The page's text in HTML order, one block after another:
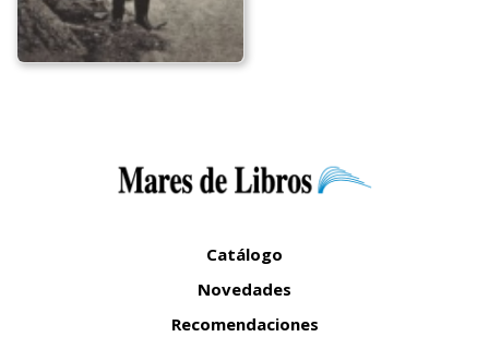
Catálogo
Novedades
Recomendaciones